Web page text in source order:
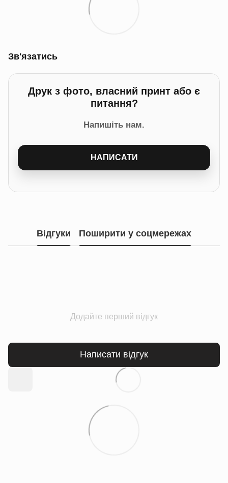
Зв'язатись
Друк з фото, власний принт або є
питання?
Напишіть нам.
НАПИСАТИ
Відгуки Поширити у соцмережах
Додайте перший відгук
Написати відгук